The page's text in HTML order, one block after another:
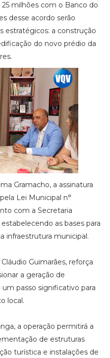
milhões com o Banco do
desse acordo serão
estratégicos: a construção
do novo prédio da
Gramacho, a assinatura
Lei Municipal n°
com a Secretaria
as bases para
infraestrutura municipal.
Guimarães, reforça
a geração de
passo significativo para
local.
a operação permitirá a
de estruturas
turística e instalações de